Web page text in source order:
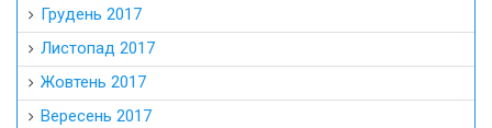
Грудень 2017
Листопад 2017
Жовтень 2017
Вересень 2017